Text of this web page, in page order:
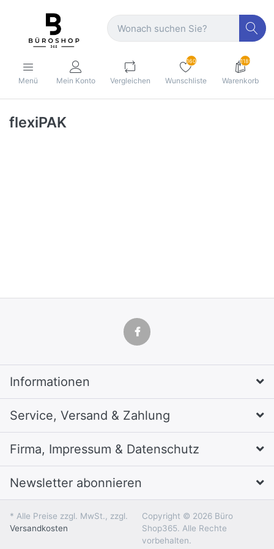
Menü Mein Konto Vergleichen
160
Wunschliste
1189
Warenkorb
flexiPAK
Informationen
Service, Versand & Zahlung
Firma, Impressum & Datenschutz
Newsletter abonnieren
* Alle Preise zzgl. MwSt., zzgl.
Versandkosten
Copyright © 2026 Büro
Shop365. Alle Rechte
vorbehalten.